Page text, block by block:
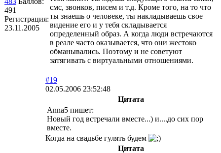
491
Регистрация:
23.11.2005
смс, звонков, писем и т.д. Кроме того, на то что
ты знаешь о человеке, ты накладываешь свое
видение его и у тебя складывается
определенный образ. А когда люди встречаются
в реале часто оказывается, что они жестоко
обманывались. Поэтому и не советуют
затягивать с виртуальными отношениями.
#19
02.05.2006 23:52:48
Цитата
Anna5 пишет:
Новый год встречали вместе...) и....до сих пор
вместе.
Когда на свадьбе гулять будем
Цитата